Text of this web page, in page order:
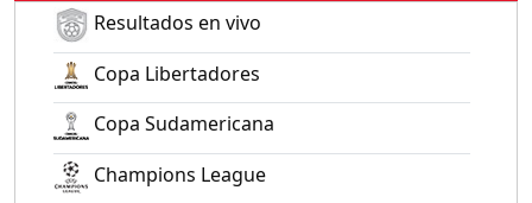
Resultados en vivo
Copa Libertadores
Copa Sudamericana
Champions League